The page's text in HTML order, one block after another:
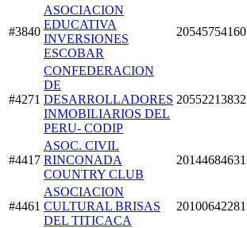
#3840
ASOCIACION
EDUCATIVA
INVERSIONES
ESCOBAR
20545754160
#4271
CONFEDERACION
DE
DESARROLLADORES
INMOBILIARIOS DEL
PERU- CODIP
20552213832
#4417
ASOC. CIVIL
RINCONADA
COUNTRY CLUB
20144684631
#4461
ASOCIACION
CULTURAL BRISAS
DEL TITICACA
20100642281